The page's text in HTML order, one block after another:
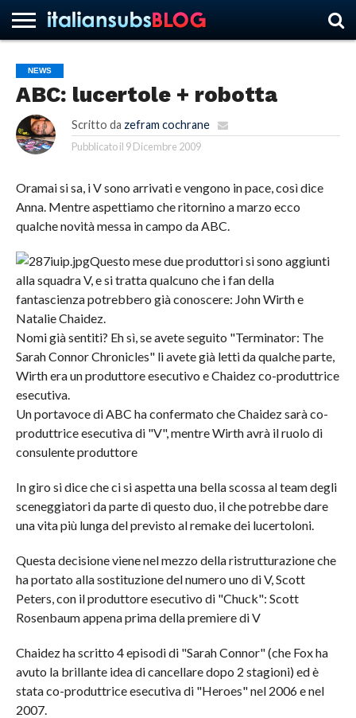
HOME
NEWS
ASCOLTI
RECENSIONI
INTERVISTE
CURIOSITÀ
CHI
SIAMO
CONTATTACI
FORUM
ITALIANSUBS
NEWS
ABC: lucertole + robotta
Scritto da zefram cochrane
Pubblicato il 9 Dicembre 2009
Oramai si sa, i V sono arrivati e vengono in pace, così dice
Anna. Mentre aspettiamo che ritornino a marzo ecco
qualche novità messa in campo da ABC.
Questo mese due produttori si sono aggiunti
alla squadra V, e si tratta qualcuno che i fan della
fantascienza potrebbero già conoscere: John Wirth e
Natalie Chaidez.
Nomi già sentiti? Eh sì, se avete seguito "Terminator: The
Sarah Connor Chronicles" li avete già letti da qualche parte,
Wirth era un produttore esecutivo e Chaidez co-produttrice
esecutiva.
Un portavoce di ABC ha confermato che Chaidez sarà co-
produttrice esecutiva di "V", mentre Wirth avrà il ruolo di
consulente produttore
In giro si dice che ci si aspetta una bella scossa al team degli
sceneggiatori da parte di questo duo, il che potrebbe dare
una vita più lunga del previsto al remake dei lucertoloni.
Questa decisione viene nel mezzo della ristrutturazione che
ha portato alla sostituzione del numero uno di V, Scott
Peters, con il produttore esecutivo di "Chuck": Scott
Rosenbaum appena prima della premiere di V
Chaidez ha scritto 4 episodi di "Sarah Connor" (che Fox ha
avuto la brillante idea di cancellare dopo 2 stagioni) ed è
stata co-produttrice esecutiva di "Heroes" nel 2006 e nel
2007.